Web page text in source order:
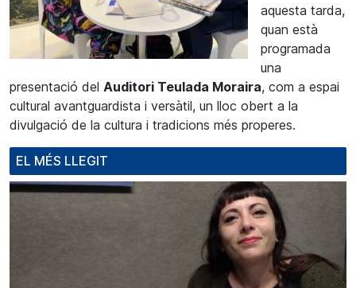
aquesta tarda,
quan està
programada
una
presentació del Auditori Teulada Moraira, com a espai
cultural avantguardista i versàtil, un lloc obert a la
divulgació de la cultura i tradicions més properes.
EL MÉS LLEGIT